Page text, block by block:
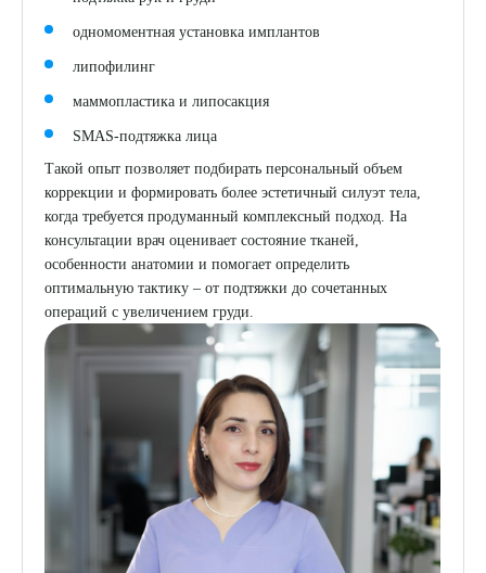
одномоментная установка имплантов
липофилинг
маммопластика и липосакция
SMAS-подтяжка лица
Такой опыт позволяет подбирать персональный объем
коррекции и формировать более эстетичный силуэт тела,
когда требуется продуманный комплексный подход. На
консультации врач оценивает состояние тканей,
особенности анатомии и помогает определить
оптимальную тактику – от подтяжки до сочетанных
операций с увеличением груди.